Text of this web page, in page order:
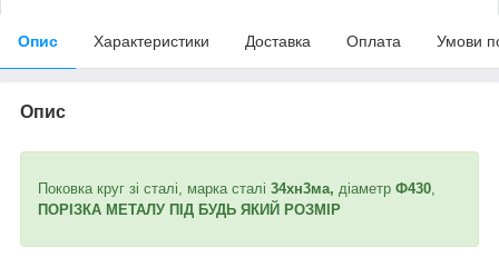
Опис Характеристики Доставка Оплата Умови
Опис
Поковка круг зі сталі, марка сталі 34хн3ма, діаметр Ф430
ПОРІЗКА МЕТАЛУ ПІД БУДЬ ЯКИЙ РОЗМІР